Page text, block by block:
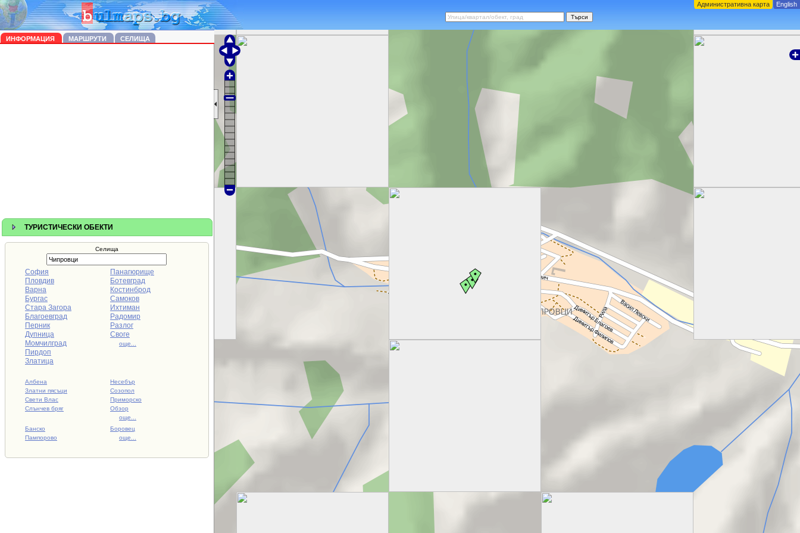
ИНФОРМАЦИЯ МАРШРУТИ СЕЛИЩА
ТУРИСТИЧЕСКИ ОБЕКТИ
Селища
София
Пловдив
Варна
Бургас
Стара Загора
Благоевград
Перник
Дупница
Момчилград
Пирдоп
Златица
Панагюрище
Ботевград
Костинброд
Самоков
Ихтиман
Радомир
Разлог
Своге
още...
Албена
Златни пясъци
Свети Влас
Слънчев бряг
Несебър
Созопол
Приморско
Обзор
още...
Банско
Пампорово
Боровец
още...
Административна карта English